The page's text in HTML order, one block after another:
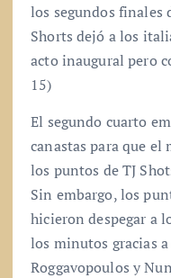
los segundos finales
Shorts dejó a los
acto inaugural pero
15)
El segundo cuarto
canastas para que el
los puntos de TJ
Sin embargo, los
hicieron despegar a
los minutos gracias
Roggavopoulos y